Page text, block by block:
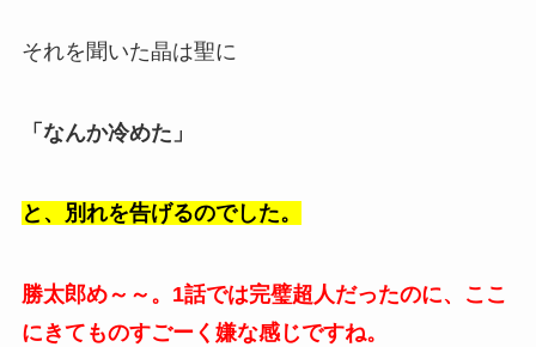
それを聞いた晶は聖に
「なんか冷めた」
と、別れを告げるのでした。
勝太郎め～～。1話では完璧超人だったのに、ここ
にきてものすごーく嫌な感じですね。